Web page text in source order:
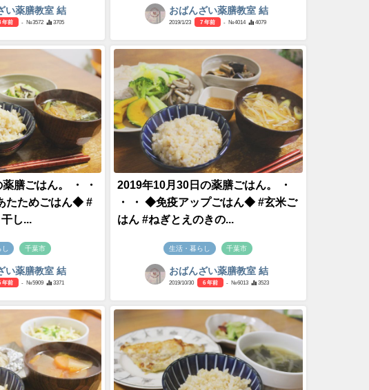
い薬膳教室 結
年前 - №3572 3705
おばんざい薬膳教室 結
2019/1/23 7 年前 - №4014 4079
膳ごはん。 ・ ・
たためごはん◆ #
し...
千葉市
い薬膳教室 結
年前 - №5909 3371
2019年10月30日の薬膳ごはん。 ・
・ ・ ◆免疫アップごはん◆ #玄米ご
はん #ねぎとえのきの...
生活・暮らし 千葉市
おばんざい薬膳教室 結
2019/10/30 6 年前 - №6013 3523